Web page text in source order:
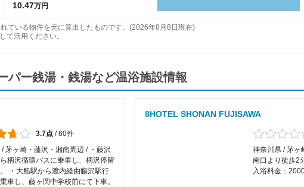
10.47万円
ている物件を元に算出したものです。(2026年8月8日現在)
て活用ください。
パー銭湯・銭湯など温浴施設情報
3.7点 /60件
茅ヶ崎・藤沢・湘南周辺 / ・藤沢
柄沢循環バスに乗車し、柄沢停留
・大船駅から渡内経由藤沢駅行
車し、藤ヶ岡中学校前にて下車。
8HOTEL SHONAN FUJISAWA
神奈川県 / 茅ヶ
南口より徒歩2
入浴料金：